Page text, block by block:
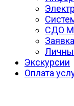
СДО
Экскурсии
Оплата